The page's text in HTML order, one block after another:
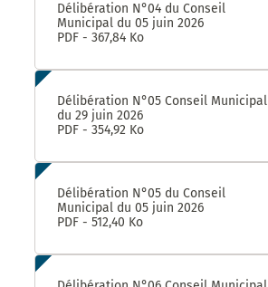
Délibération N°04 du Conseil
Municipal du 05 juin 2026
PDF - 367,84 Ko
Délibération N°05 Conseil Municipal
du 29 juin 2026
PDF - 354,92 Ko
Délibération N°05 du Conseil
Municipal du 05 juin 2026
PDF - 512,40 Ko